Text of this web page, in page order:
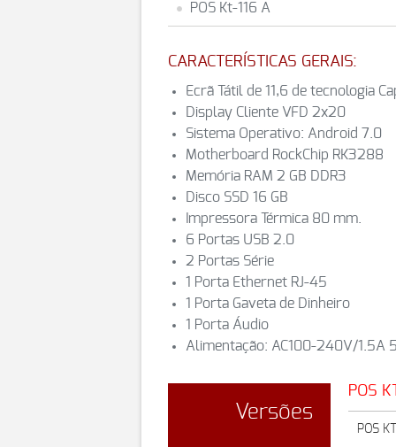
POS Kt-116 A
CARACTERÍSTICAS GERAIS:
Ecrã Tátil de 11,6 de tecnologia
Display Cliente VFD 2x20
Sistema Operativo: Android 7.0
Motherboard RockChip RK3288
Memória RAM 2 GB DDR3
Disco SSD 16 GB
Impressora Térmica 80 mm.
6 Portas USB 2.0
2 Portas Série
1 Porta Ethernet RJ-45
1 Porta Gaveta de Dinheiro
1 Porta Áudio
Alimentação: AC100-240V/1.5A
Versões
POS
POS